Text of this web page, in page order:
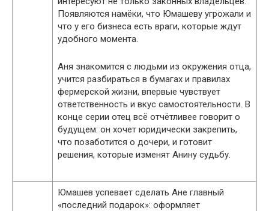
Появляются намёки, что Юмашеву угрожали и
что у его бизнеса есть враги, которые ждут
удобного момента.
Аня знакомится с людьми из окружения отца,
учится разбираться в бумагах и правилах
фермерской жизни, впервые чувствует
ответственность и вкус самостоятельности. В
конце серии отец всё отчётливее говорит о
будущем: он хочет юридически закрепить,
что позаботится о дочери, и готовит
решения, которые изменят Анину судьбу.
Юмашев успевает сделать Ане главный
«последний подарок»: оформляет